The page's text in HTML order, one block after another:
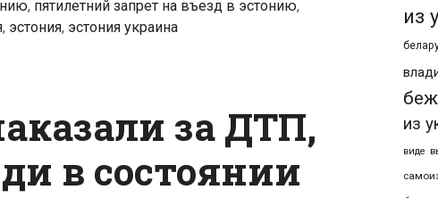
, пятилетний запрет на въезд в эстонию,
, эстония, эстония украина
за ДТП,
в состоянии
из
из
виде